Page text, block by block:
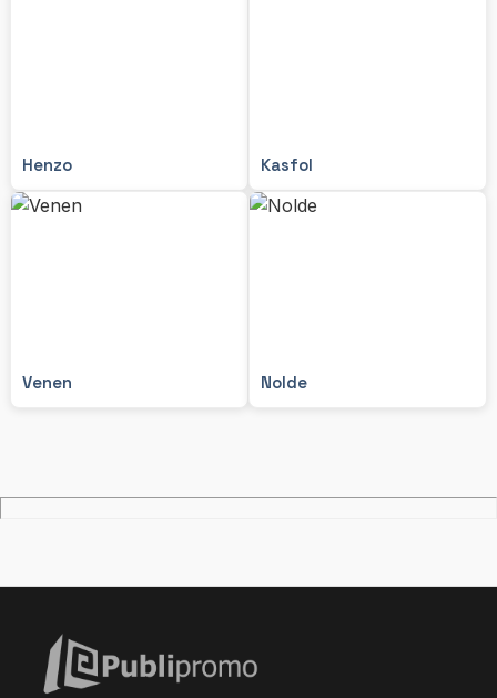
Henzo Kasfol
Venen Nolde